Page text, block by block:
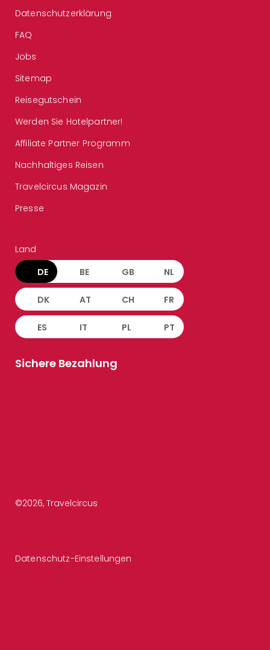
Datenschutzerklärung
FAQ
Jobs
Sitemap
Reisegutschein
Werden Sie Hotelpartner!
Affiliate Partner Programm
Nachhaltiges Reisen
Travelcircus Magazin
Presse
Land
DE BE GB NL
DK AT CH FR
ES IT PL PT
Sichere Bezahlung
©2026, Travelcircus
Datenschutz-Einstellungen